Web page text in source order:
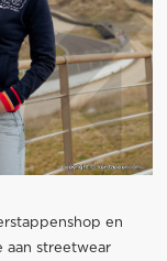
en
aan streetwear